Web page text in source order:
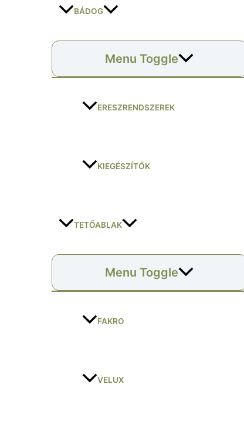
BÁDOG
Menu Toggle
ERESZRENDSZEREK
KIEGÉSZÍTŐK
TETŐABLAK
Menu Toggle
FAKRO
VELUX